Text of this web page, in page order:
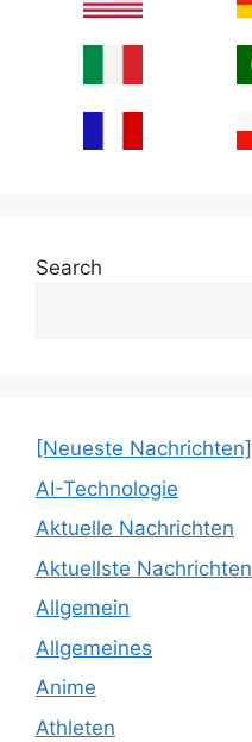
Search
[Neueste Nachrichten]
AI-Technologie
Aktuelle Nachrichten
Aktuellste Nachrichten
Allgemein
Allgemeines
Anime
Athleten